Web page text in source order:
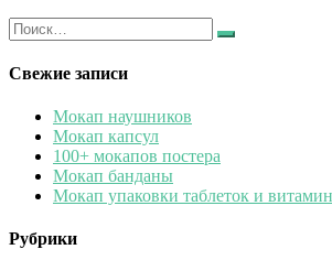
Искать:
Найти
Свежие записи
Мокап наушников
Мокап капсул
100+ мокапов постера
Мокап банданы
Мокап упаковки таблеток и
Рубрики